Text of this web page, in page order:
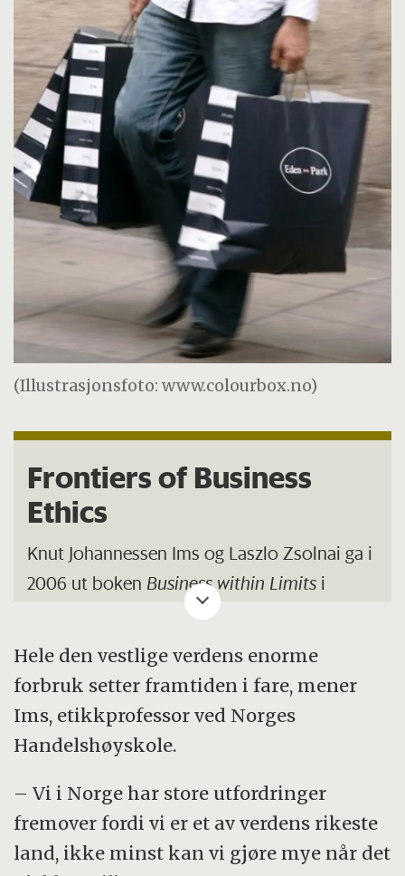
(Illustrasjonsfoto: www.colourbox.no)
Frontiers of Business
Ethics
Knut Johannessen Ims og Laszlo Zsolnai ga i
2006 ut boken Business within Limits i
Den vakte atskillig større oppmerksomhet i
utlandet enn den gjorde i Norge.
Sammen med etikkprofessor Zsolnai ved
redaktør for boken, som var den første i
serienFrontiers of Business Ethics.
Hele den vestlige verdens enorme
forbruk setter framtiden i fare, mener
Ims, etikkprofessor ved Norges
Handelshøyskole.
– Vi i Norge har store utfordringer
fremover fordi vi er et av verdens rikeste
land, ikke minst kan vi gjøre mye når det